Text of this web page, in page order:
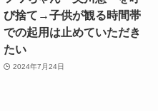
び捨て→子供が観る時間帯
での起用は止めていただき
たい
2024年7月24日